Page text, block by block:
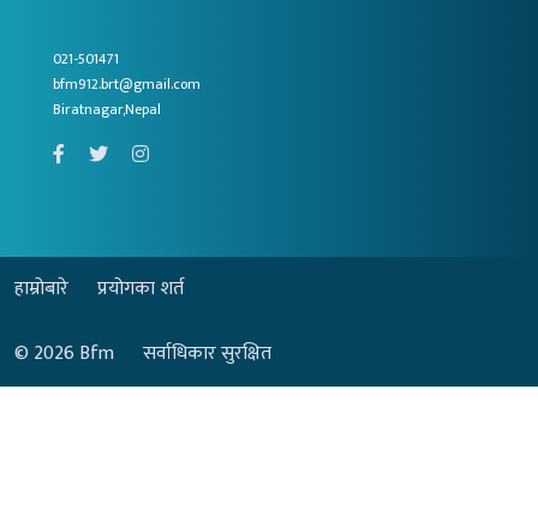
021-501471
bfm912.brt@gmail.com
Biratnagar,Nepal
हाम्रोबारे
प्रयोगका शर्त
© 2026Bfm सर्वाधिकार सुरक्षित